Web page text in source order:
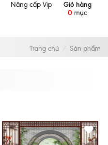
Giỏ hàng
0 mục
Nâng cấp Vip
Trang chủ Sản phẩm